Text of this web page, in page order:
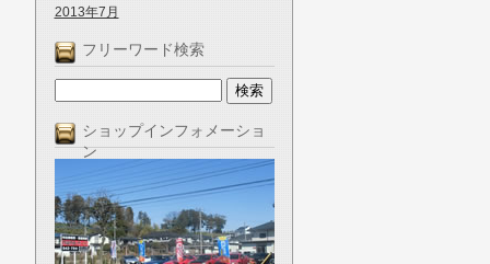
2013年7月
フリーワード検索
ショップインフォメーショ
ン